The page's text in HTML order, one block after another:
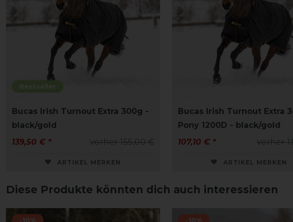
Bestseller
Bucas Irish Turnout Extra 300g -
black/gold
vorher 155,00 €
139,50 € *
ARTIKEL MERKEN
Bucas Irish Turnout Extra
Pony 1200D - black/gold
vorher
107,10 € *
ARTIKEL MERKEN
Diese Produkte könnten dich auch interessieren
-10% -10%